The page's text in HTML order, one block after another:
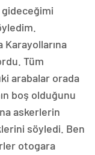
gideceğimi
Karayollarına
Tüm
arabalar orada
boş olduğunu
askerlerin
söyledi. Ben
otogara